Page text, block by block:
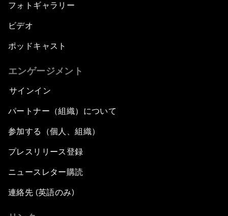
フォトギャラリー
ビデオ
ポッドキャスト
エンゲージメント
サインイン
パートナー（組織）について
参加する（個人、組織）
プレスリリース登録
ニュースレター購読
連絡先 (英語のみ)